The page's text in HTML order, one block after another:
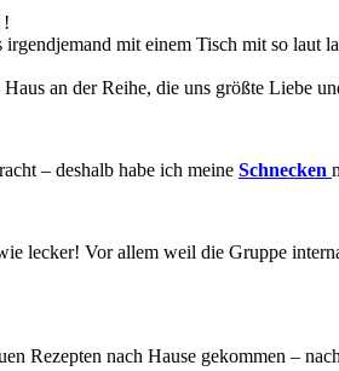
!
mit einem Tisch mit so laut
an der Reihe, die uns größte Liebe
– deshalb habe ich meine Schnecken
lecker! Vor allem weil die Gruppe
Rezepten nach Hause gekommen –